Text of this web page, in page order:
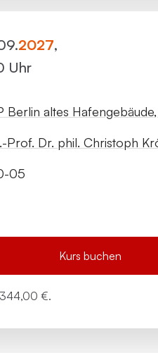
2027,
Uhr
Berlin altes
Prof. Dr. phil. Christoph
05
Kurs buchen
344,00 €.